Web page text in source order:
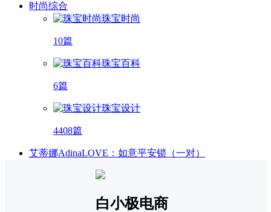
时尚综合
珠宝时尚
10篇
珠宝百科
6篇
珠宝设计
4408篇
艾蒂娜AdinaLOVE：如意平安锁（一对）
白小极电商